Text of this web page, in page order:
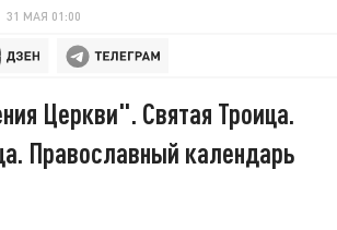
31 МАЯ 01:00
Церкви". Святая Троица.
Православный календарь